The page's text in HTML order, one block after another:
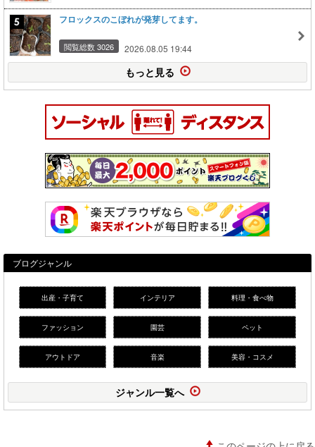
フロックスのこぼれが発芽してます。
閲覧総数 3026 2026.08.05 19:44
もっと見る
ブログジャンル
出産・子育て インテリア 料理・食べ物
ファッション 園芸 ペット
アウトドア 音楽 美容・コスメ
ジャンル一覧へ